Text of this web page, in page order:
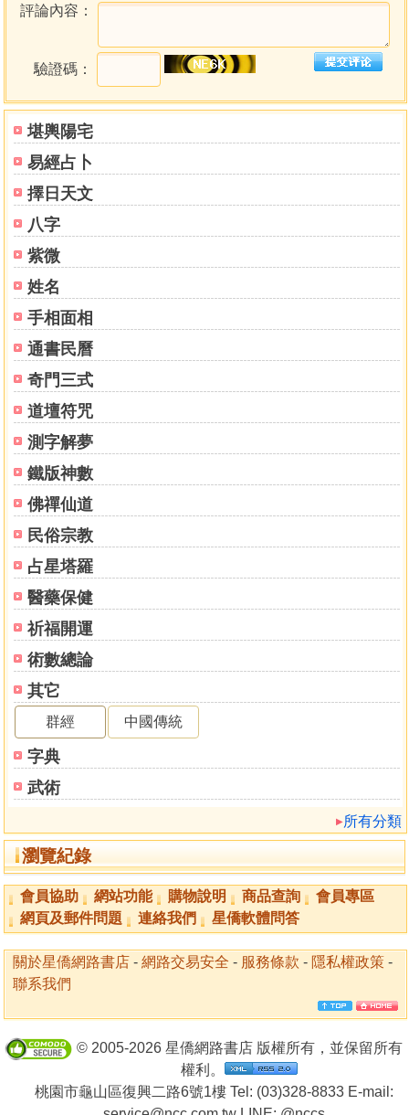
堪輿陽宅
易經占卜
擇日天文
八字
紫微
姓名
手相面相
通書民曆
奇門三式
道壇符咒
測字解夢
鐵版神數
佛禪仙道
民俗宗教
占星塔羅
醫藥保健
祈福開運
術數總論
其它
群經 中國傳統
字典
武術
所有分類
瀏覽紀錄
評論內容：
驗證碼：
會員協助 網站功能 購物說明 商品查詢
會員專區
網頁及郵件問題
連絡我們 星僑軟體問答
關於星僑網路書店 - 網路交易安全 - 服務條款 - 隱私權政策 -
聯系我們
© 2005-2026 星僑網路書店 版權所有，並保留所有
權利。
桃園市龜山區復興二路6號1樓 Tel: (03)328-8833 E-mail: